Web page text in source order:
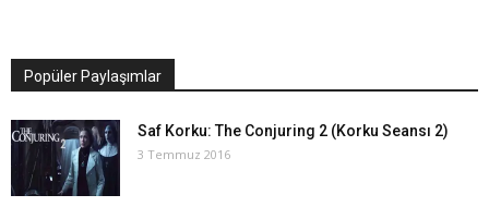
Popüler Paylaşımlar
Saf Korku: The Conjuring 2 (Korku Seansı 2)
3 Temmuz 2016